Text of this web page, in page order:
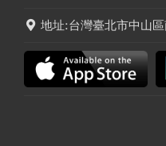
地址:台灣臺北市中山